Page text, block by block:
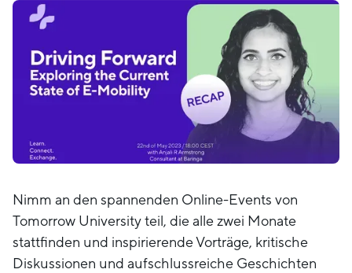
Nimm an den spannenden Online-Events von
Tomorrow University teil, die alle zwei Monate
stattfinden und inspirierende Vorträge, kritische
Diskussionen und aufschlussreiche Geschichten